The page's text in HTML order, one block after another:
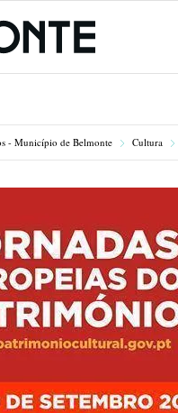
- Município de Belmonte Cultura